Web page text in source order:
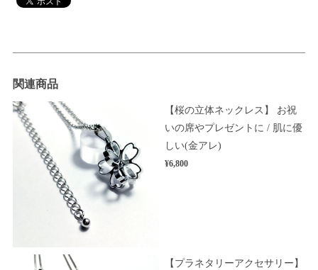
関連商品
【桜の立体ネックレス】 お祝
いの席やプレゼントに / 肌に優
しい(金アレ)
¥6,800
【プラネタリーアクセサリー】